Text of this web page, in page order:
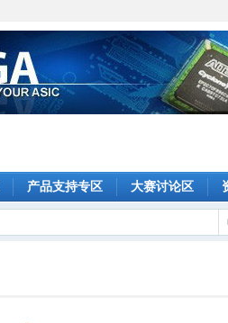
产品支持专区 大赛讨论区